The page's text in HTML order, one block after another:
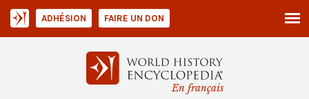
En français
ADHÉSION FAIRE UN DON